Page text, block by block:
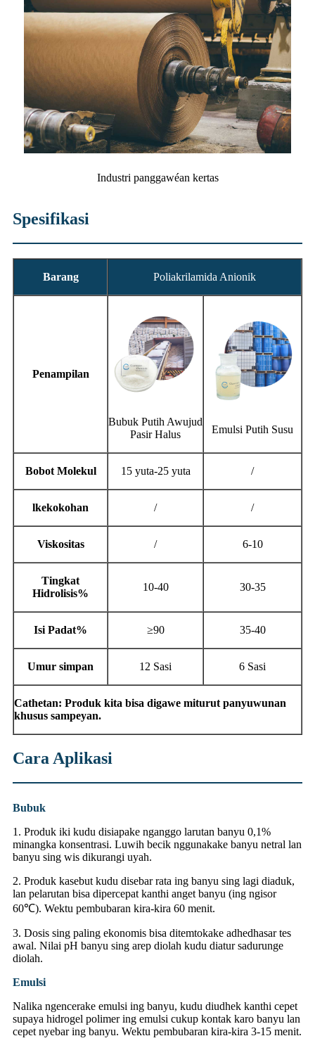
Industri panggawéan kertas
Spesifikasi
Barang Poliakrilamida Anionik
Penampilan
Bubuk Putih Awujud
Pasir Halus
Emulsi Putih Susu
Bobot Molekul 15 yuta-25 yuta /
lkekokohan / /
Viskositas / 6-10
Tingkat
Hidrolisis%
10-40 30-35
Isi Padat% ≥90 35-40
Umur simpan 12 Sasi 6 Sasi
Cathetan: Produk kita bisa digawe miturut panyuwunan
khusus sampeyan.
Cara Aplikasi
Bubuk
1. Produk iki kudu disiapake nganggo larutan banyu 0,1%
minangka konsentrasi. Luwih becik nggunakake banyu netral lan
banyu sing wis dikurangi uyah.
2. Produk kasebut kudu disebar rata ing banyu sing lagi diaduk,
lan pelarutan bisa dipercepat kanthi anget banyu (ing ngisor
60℃). Wektu pembubaran kira-kira 60 menit.
3. Dosis sing paling ekonomis bisa ditemtokake adhedhasar tes
awal. Nilai pH banyu sing arep diolah kudu diatur sadurunge
diolah.
Emulsi
Nalika ngencerake emulsi ing banyu, kudu diudhek kanthi cepet
supaya hidrogel polimer ing emulsi cukup kontak karo banyu lan
cepet nyebar ing banyu. Wektu pembubaran kira-kira 3-15 menit.